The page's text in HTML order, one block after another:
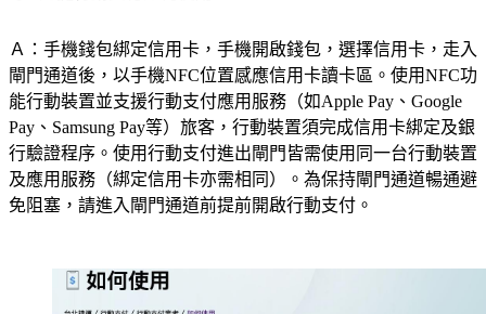
Ａ：手機錢包綁定信用卡，手機開啟錢包，選擇信用卡，走入
閘門通道後，以手機NFC位置感應信用卡讀卡區。使用NFC功
能行動裝置並支援行動支付應用服務（如Apple Pay、Google
Pay、Samsung Pay等）旅客，行動裝置須完成信用卡綁定及銀
行驗證程序。使用行動支付進出閘門皆需使用同一台行動裝置
及應用服務（綁定信用卡亦需相同）。為保持閘門通道暢通避
免阻塞，請進入閘門通道前提前開啟行動支付。